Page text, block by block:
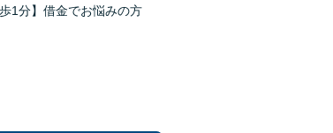
1分】借金でお悩みの方